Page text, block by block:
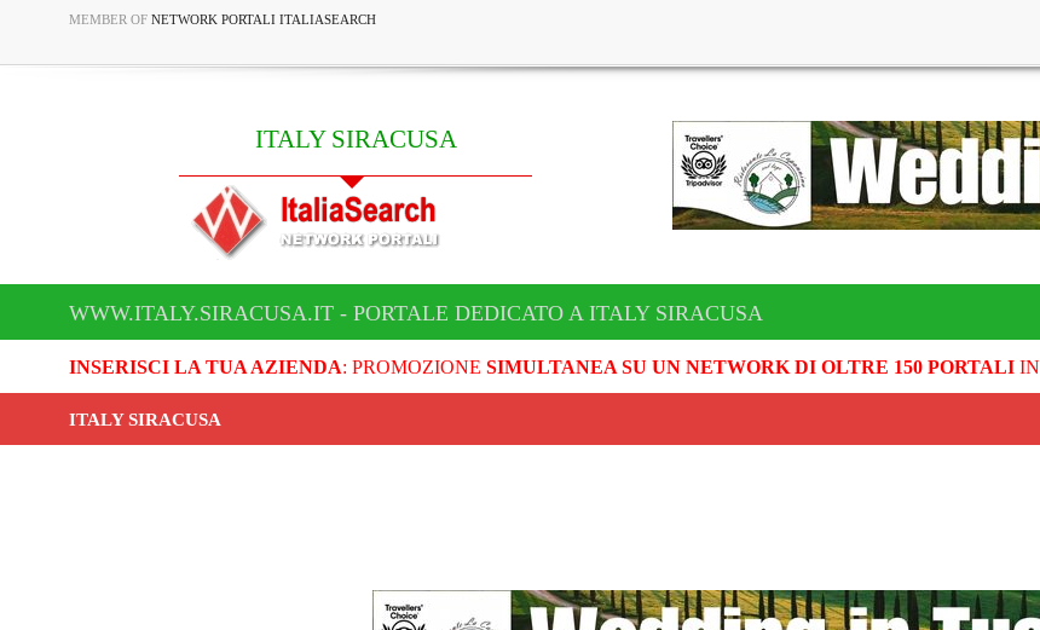
MEMBER OF NETWORK PORTALI ITALIASEARCH
ITALY SIRACUSA
WWW.ITALY.SIRACUSA.IT - PORTALE DEDICATO A ITALY SIRACUSA
INSERISCI LA TUA AZIENDA: PROMOZIONE SIMULTANEA SU UN NETWORK DI OLTRE 150 PORTALIIN
ITALY SIRACUSA